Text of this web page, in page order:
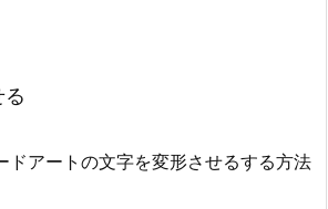
ドアートの文字を変形させるする方法